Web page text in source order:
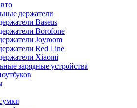
держатели
Baseus
Borofone
Joyroom
Red Line
Xiaomi
зарядные устройства